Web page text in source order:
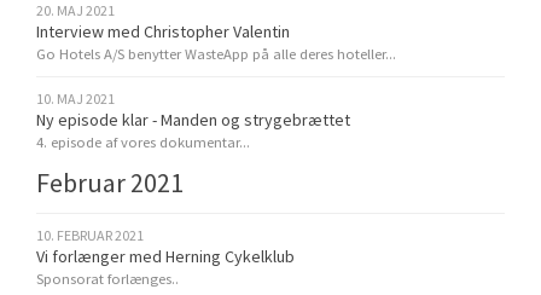
20. MAJ 2021
Interview med Christopher Valentin
Go Hotels A/S benytter WasteApp på alle deres hoteller...
10. MAJ 2021
Ny episode klar - Manden og strygebrættet
4. episode af vores dokumentar...
Februar 2021
10. FEBRUAR 2021
Vi forlænger med Herning Cykelklub
Sponsorat forlænges..